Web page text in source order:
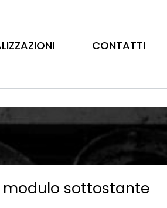
CONTATTI
sottostante